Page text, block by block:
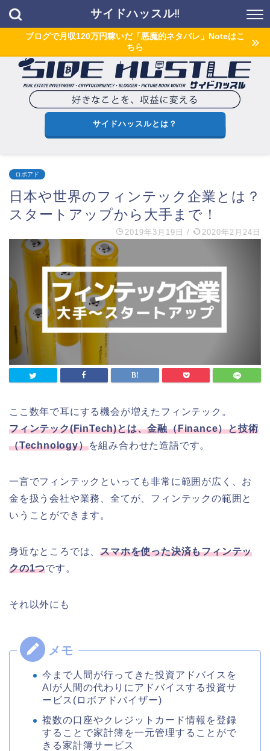
サイドハッスル!!
ブログで月収120万円稼いだ「悪魔的ネタバレ」Noteはこ
ちら
サイドハッスルとは？
ロボアド
日本や世界のフィンテック企業とは？
スタートアップから大手まで！
2019年3月19日 / 2020年2月24日
ここ数年で耳にする機会が増えたフィンテック。
フィンテック(FinTech)とは、金融（Finance）と技術
（Technology）を組み合わせた造語です。
一言でフィンテックといっても非常に範囲が広く、お
金を扱う会社や業務、全てが、フィンテックの範囲と
いうことができます。
身近なところでは、スマホを使った決済もフィンテッ
クの1つです。
それ以外にも
今まで人間が行ってきた投資アドバイスを
AIが人間の代わりにアドバイスする投資サ
ービス(ロボアドバイザー)
複数の口座やクレジットカード情報を登録
することで家計簿を一元管理することがで
きる家計簿サービス